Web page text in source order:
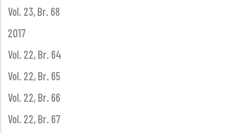
Vol. 23, Br. 68
2017
Vol. 22, Br. 64
Vol. 22, Br. 65
Vol. 22, Br. 66
Vol. 22, Br. 67